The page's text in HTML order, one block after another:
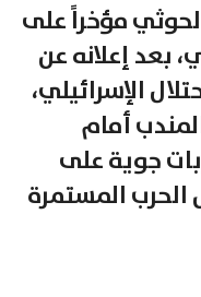
مؤخراً على
بعد إعلانه عن
الإسرائيلي،
أمام
جوية على
المستمرة